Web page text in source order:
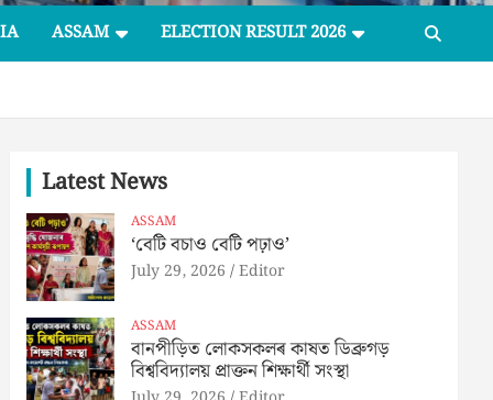
ASSAM ELECTION RESULT 2026
Latest News
ASSAM
‘বেটি বচাও বেটি পঢ়াও’
July 29, 2026 Editor
ASSAM
বানপীড়িত লোকসকলৰ কাষত ডিব্ৰুগড়
বিশ্ববিদ্যালয় প্ৰাক্তন শিক্ষাৰ্থী সংস্থা